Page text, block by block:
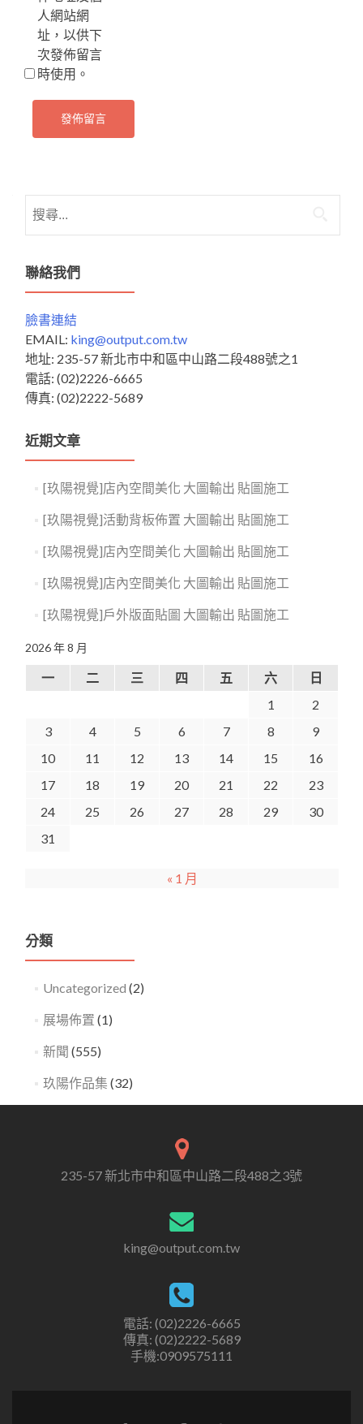
人網站網
址，以供下
次發佈留言
時使用。
尋
鍵
字:
聯絡我們
臉書連結
EMAIL: king@output.com.tw
地址: 235-57 新北市中和區中山路二段488號之1
電話: (02)2226-6665
傳真: (02)2222-5689
近期文章
[玖陽視覺]店內空間美化 大圖輸出 貼圖施工
[玖陽視覺]活動背板佈置 大圖輸出 貼圖施工
[玖陽視覺]店內空間美化 大圖輸出 貼圖施工
[玖陽視覺]店內空間美化 大圖輸出 貼圖施工
[玖陽視覺]戶外版面貼圖 大圖輸出 貼圖施工
2026 年 8 月
一 二 三 四 五 六
日
1
2
3
4 5 6 7 8
9
10
11 12 13 14 15
16
17
18 19 20 21 22
23
24
25 26 27 28 29
30
31
« 1 月
分類
Uncategorized (2)
展場佈置 (1)
新聞 (555)
玖陽作品集 (32)
235-57 新北市中和區中山路二段488之3號
king@output.com.tw
電話: (02)2226-6665
傳真: (02)2222-5689
手機:0909575111